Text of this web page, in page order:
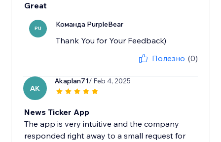
Great
PU Команда PurpleBear
Thank You for Your Feedback)
Полезно (0)
AK
Akaplan71/ Feb 4, 2025
News Ticker App
The app is very intuitive and the company
responded right away to a small request for